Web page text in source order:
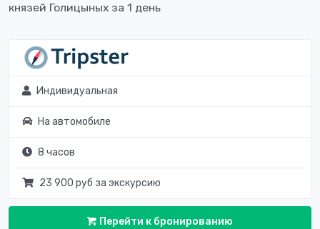
князей Голицыных за 1 день
Индивидуальная
На автомобиле
8 часов
23 900 руб за экскурсию
Перейти к бронированию